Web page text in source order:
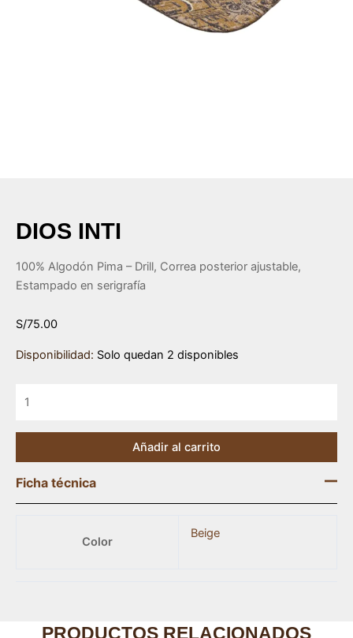
DIOS INTI
100% Algodón Pima – Drill, Correa posterior ajustable,
Estampado en serigrafía
S/75.00
Disponibilidad: Solo quedan 2 disponibles
Añadir al carrito
Ficha técnica
Color
Beige
PRODUCTOS RELACIONADOS